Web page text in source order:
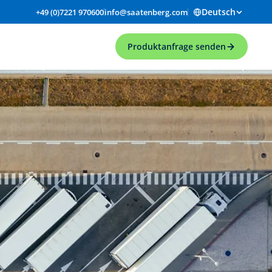
+49 (0)7221 970600info@saatenberg.com Deutsch
Produktanfrage senden